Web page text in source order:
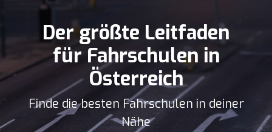
Der größte Leitfaden
für Fahrschulen in
Österreich
Finde die besten Fahrschulen in deiner
Nähe